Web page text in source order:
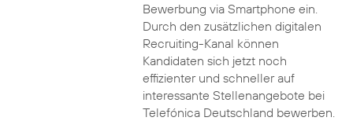
Bewerbung via Smartphone ein.
Durch den zusätzlichen digitalen
Recruiting-Kanal können
Kandidaten sich jetzt noch
effizienter und schneller auf
interessante Stellenangebote bei
Telefónica Deutschland bewerben.